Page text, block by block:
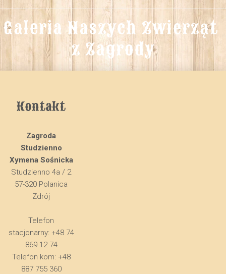
Galeria Naszych Zwierząt
z Zagrody
Kontakt
Zagroda
Studzienno
Xymena Sośnicka
Studzienno 4a / 2
57-320 Polanica
Zdrój
Telefon
stacjonarny: +48 74
869 12 74
Telefon kom: +48
887 755 360